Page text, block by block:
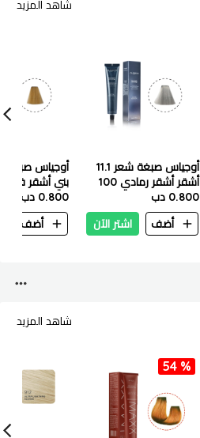
شاهد المزيد
أوجياس صبغة شعر 11.1
أشقر أشقر رمادي 100
مل
0.800 دب
أضف
اشتر الآن
مل
0.800 دب
أضف
شاهد المزيد
54 %